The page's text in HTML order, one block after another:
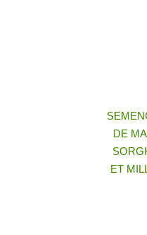
DE
ET